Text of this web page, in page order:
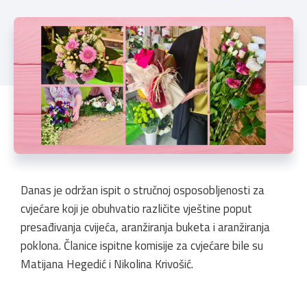
Danas je održan ispit o stručnoj osposobljenosti za
cvjećare koji je obuhvatio različite vještine poput
presađivanja cvijeća, aranžiranja buketa i aranžiranja
poklona. Članice ispitne komisije za cvjećare bile su
Matijana Hegedić i Nikolina Krivošić.